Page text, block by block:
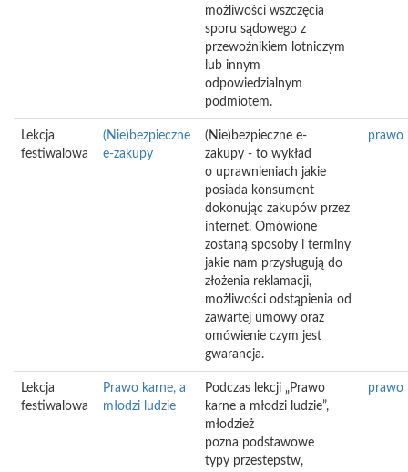
możliwości wszczęcia
sporu sądowego z
przewoźnikiem lotniczym
lub innym
odpowiedzialnym
podmiotem.
Lekcja
festiwalowa
(Nie)bezpieczne
e-zakupy
(Nie)bezpieczne e-
zakupy - to wykład
o uprawnieniach jakie
posiada konsument
dokonując zakupów przez
internet. Omówione
zostaną sposoby i terminy
jakie nam przysługują do
złożenia reklamacji,
możliwości odstąpienia od
zawartej umowy oraz
omówienie czym jest
gwarancja.
prawo
Lekcja
festiwalowa
Prawo karne, a
młodzi ludzie
Podczas lekcji „Prawo
karne a młodzi ludzie”,
młodzież
pozna podstawowe
typy przestępstw,
prawo